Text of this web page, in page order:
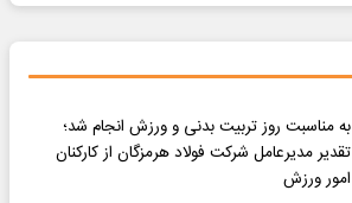
به مناسبت روز تربیت بدنی و ورزش انجام شد؛
تقدیر مدیرعامل شرکت فولاد هرمزگان از کارکنان
امور ورزش